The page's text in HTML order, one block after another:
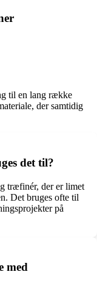
til en lang række
der samtidig
det til?
træfinér, der er limet
Det bruges ofte til
på
med